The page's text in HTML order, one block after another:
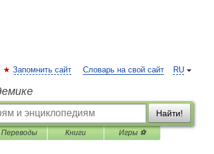
RU
Запомнить сайт Словарь на свой сайт
Найти!
Переводы Книги Игры ⚽